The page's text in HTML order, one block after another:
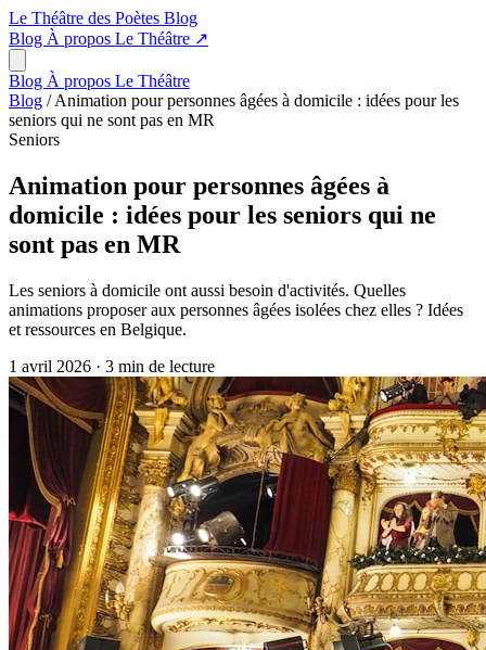
Le Théâtre des Poètes Blog
Blog À propos Le Théâtre ↗
Blog À propos Le Théâtre
Blog / Animation pour personnes âgées à domicile : idées pour les
seniors qui ne sont pas en MR
Seniors
Animation pour personnes âgées à
domicile : idées pour les seniors qui ne
sont pas en MR
Les seniors à domicile ont aussi besoin d'activités. Quelles
animations proposer aux personnes âgées isolées chez elles ? Idées
et ressources en Belgique.
1 avril 2026 · 3 min de lecture